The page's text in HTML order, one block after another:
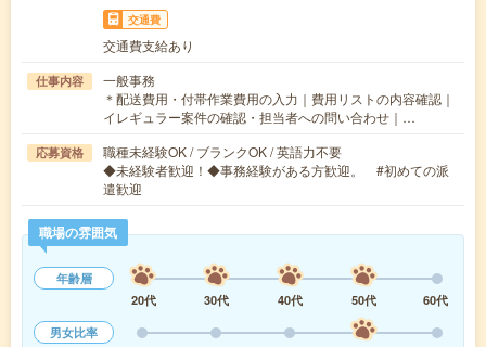
交通費
交通費支給あり
仕事内容
一般事務
＊配送費用・付帯作業費用の入力｜費用リストの内容確認｜
イレギュラー案件の確認・担当者への問い合わせ｜…
応募資格
職種未経験OK / ブランクOK / 英語力不要
◆未経験者歓迎！◆事務経験がある方歓迎。 #初めての派
遣歓迎
職場の雰囲気
年齢層
20代
30代 40代 50代
60代
男女比率